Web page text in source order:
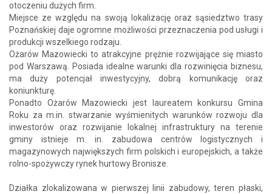
otoczeniu dużych firm.
Miejsce ze względu na swoją lokalizację oraz sąsiedztwo trasy
Poznańskiej daje ogromne możliwości przeznaczenia pod usługi i
produkcji wszelkiego rodzaju.
Ożarów Mazowiecki to atrakcyjne prężnie rozwijające się miasto
pod Warszawą. Posiada idealne warunki dla rozwinięcia biznesu,
ma duży potencjał inwestycyjny, dobrą komunikację oraz
koniunkturę.
Ponadto Ożarów Mazowiecki jest laureatem konkursu Gmina
Roku za m.in. stwarzanie wyśmienitych warunków rozwoju dla
inwestorów oraz rozwijanie lokalnej infrastruktury na terenie
gminy istnieje m. in. zabudowa centrów logistycznych i
magazynowych największych firm polskich i europejskich, a także
rolno-spożywczy rynek hurtowy Bronisze.
Działka zlokalizowana w pierwszej linii zabudowy, teren płaski,